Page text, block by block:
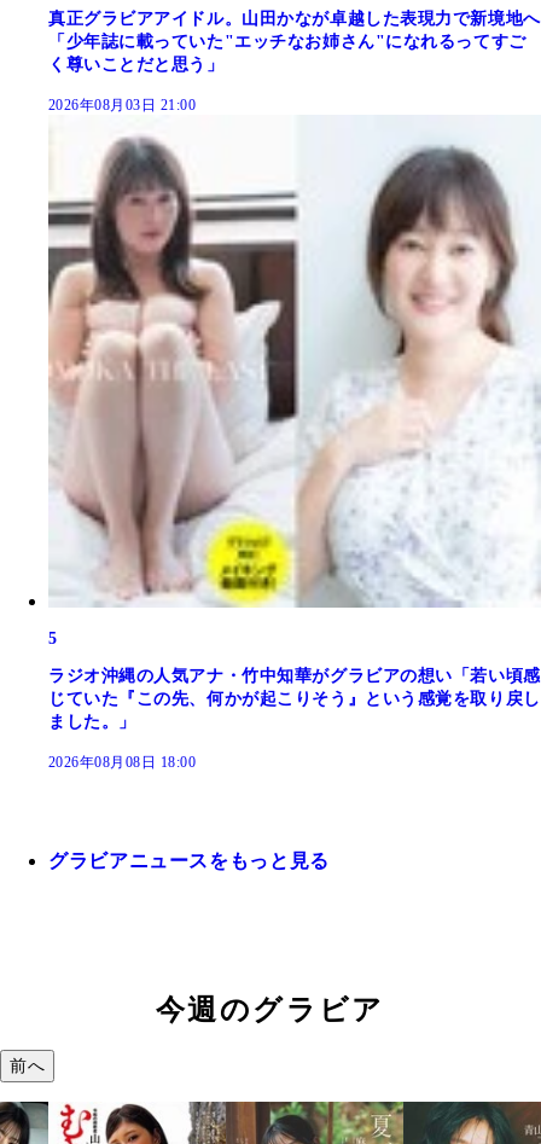
真正グラビアアイドル。山田かなが卓越した表現力で新境地へ
「少年誌に載っていた"エッチなお姉さん"になれるってすご
く尊いことだと思う」
2026年08月03日 21:00
5
ラジオ沖縄の人気アナ・竹中知華がグラビアの想い「若い頃感
じていた『この先、何かが起こりそう』という感覚を取り戻し
ました。」
2026年08月08日 18:00
グラビアニュースをもっと見る
今週のグラビア
前へ